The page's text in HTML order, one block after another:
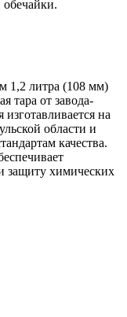
обечайки.
1,2 литра (108 мм)
тара от завода-
на
области и
качества.
защиту химических